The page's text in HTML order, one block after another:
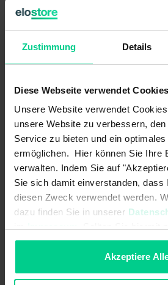
Zustimmung Details
Diese Webseite verwendet Cookies
Unsere Website verwendet
unsere Website zu verbessern,
Service zu bieten und ein
ermöglichen. Hier können Sie Ihre
verwalten. Indem Sie auf
Sie sich damit einverstanden, dass
diesen Zweck verwendet werden.
dazu finden Sie in unserer
sein, können Sie die Verwendung
Akzeptiere
Alles auf einen
Übersichtlichkeit aller
Produkte und
Varianten
Zahlungsmöglickeite
n